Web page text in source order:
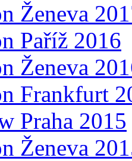
Ženeva
Paříž 2016
Ženeva
Frankfurt
Praha 2015
Ženeva